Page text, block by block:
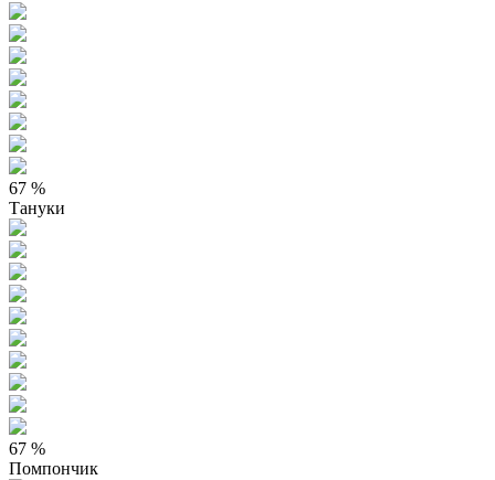
67 %
Тануки
67 %
Помпончик